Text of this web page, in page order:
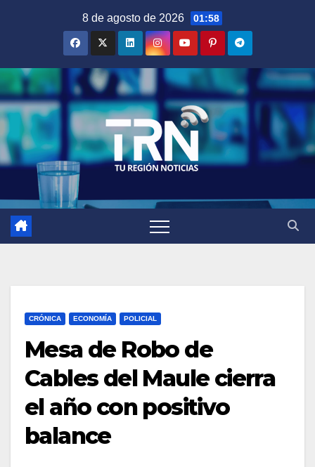
8 de agosto de 2026 01:58
CRÓNICA ECONOMÍA POLICIAL
Mesa de Robo de
Cables del Maule cierra
el año con positivo
balance